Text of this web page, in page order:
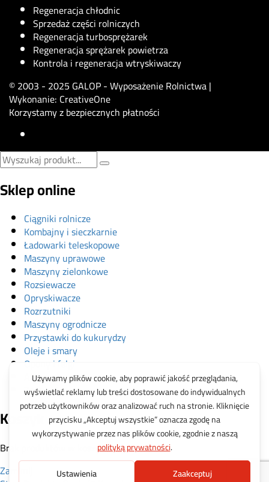
Regeneracja chłodnic
Sprzedaż części rolniczych
Regeneracja turbosprężarek
Regeneracja sprężarek powietrza
Kontrola i regeneracja wtryskiwaczy
© 2003 - 2025 GALOP - Wyposażenie Rolnictwa |
Wykonanie: CreativeOne
Korzystamy z bezpiecznych płatności
Sklep online
Ciągniki rolnicze
Kombajny i sieczkarnie
Ładowarki teleskopowe
Maszyny uprawowe
Maszyny zielonkowe
Rozsiewacze
Opryskiwacze
Rozrzutniki
Maszyny ogrodnicze
Przystawki do kukurydzy
Oleje i smary
Opony i felgi
Akcesoria
Zabawki
Koszyk
Brak produktów w koszyku.
Zamknij